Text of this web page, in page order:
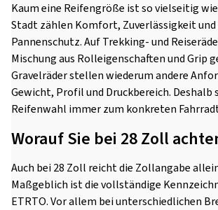
Kaum eine Reifengröße ist so vielseitig
Stadt zählen Komfort, Zuverlässigkeit
Pannenschutz. Auf Trekking- und
Mischung aus Rolleigenschaften und Grip
Gravelräder stellen wiederum andere
Gewicht, Profil und Druckbereich. Deshalb
Reifenwahl immer zum konkreten
Worauf Sie bei 28 Zoll
Auch bei 28 Zoll reicht die Zollangabe
Maßgeblich ist die vollständige
ETRTO. Vor allem bei unterschiedlichen